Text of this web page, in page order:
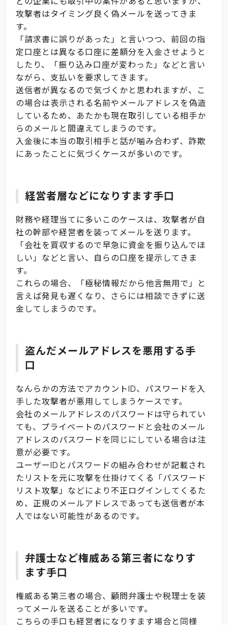
攻撃者はタイミング良く偽メールを送ってきま
す。
「請求書に誤りがあった」と言いつつ、前回の指
定口座とは異なる口座に差額分を入金させようと
したり、「振り込み口座が変わった」などと言い
ながら、支払いを要求してきます。
送信者が異なるので気づくかと思われますが、こ
の場合は表示される名前やメールアドレスを偽造
しているため、あたかも現在取引している相手か
らのメールと間違えてしまうのです。
入金後に本当の取引相手と話が噛み合わず、詐欺
にあったことに気づくケースが多いのです。
経営者層などになりすます手口
財務や経理当てに多いこのケースは、攻撃者が自
社の幹部や経営者を装ってメールを送ります。
「会社を買収するので早急に資金を振り込んでほ
しい」などと言い、自らの口座を提示してきま
す。
これらの場合、「極秘情報だから他言無用で」と
言えば発見も遅くなり、さらには相談できずに送
金してしまうのです。
盗んだメールアドレスを悪用する手
口
なんらかの方法でアカウントID、パスワードを入
手した攻撃者が悪用してしまうケースです。
会社のメールアドレスのパスワードは守られてい
ても、プライベートのパスワードと会社のメール
アドレスのパスワードを同じにしている場合は注
意が必要です。
ユーザーIDとパスワードの組み合わせが記載され
たリストを元に攻撃を仕掛けてくる「パスワード
リスト攻撃」などにより不正ログインしてくるた
め、正規のメールアドレスであっても送信者が本
人ではない可能性があるのです。
弁護士など権威ある第三者になりす
ます手口
権威ある第三者の場合、顧問弁護士や税理士を装
ってメールを送ることが多いです。
こちらの手口も経営者になりすます場合と同様